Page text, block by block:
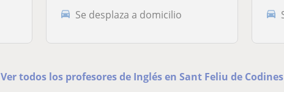
Se desplaza a domicilio
Ver todos los profesores de Inglés en Sant Feliu de Codines